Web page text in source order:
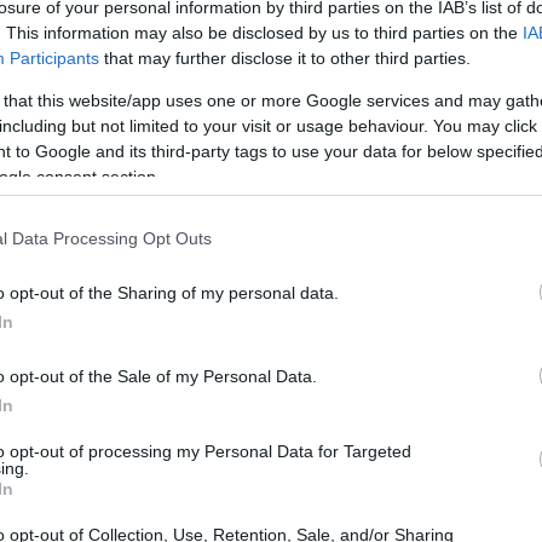
of your personal information by third parties on the IAB’s list of
This information may also be disclosed by us to third parties on the
Participants that may further disclose it to other third parties.
that this website/app uses one or more Google services and may
but not limited to your visit or usage behaviour. You may
to Google and its third-party tags to use your data for below
consent section.
Data Processing Opt Outs
opt-out of the Sharing of my personal data.
opt-out of the Sale of my Personal Data.
opt-out of processing my Personal Data for Targeted
opt-out of Collection, Use, Retention, Sale, and/or Sharing
بلکه انعطاف‌پذیری ذهنی را نیز افزایش می‌دهد.
جسمانی پویا است که برای افزایش آمادگی جسمانی کلی
می‌کند. این رویکرد به افراد در تمام سطوح آمادگی جسمانی
وزنه‌برداری المپیک، کتل‌بل و تمرینات با وزن بدن است. این
هدف بهبود عملکرد عملکردی در فعالیت‌های روزانه انجام می‌شود.
چه مبتدی باشید و چه یک ورزشکار باتجربه، کراس‌فیت